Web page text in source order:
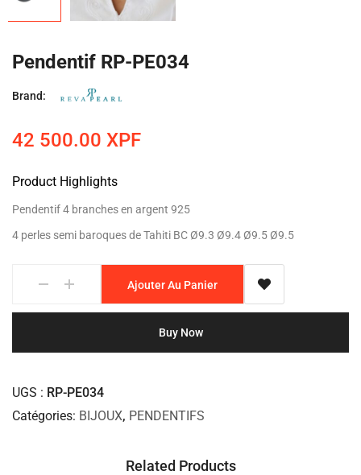
Pendentif RP-PE034
Brand:
42 500.00 XPF
Product Highlights
Pendentif 4 branches en argent 925
4 perles semi baroques de Tahiti BC Ø9.3 Ø9.4 Ø9.5 Ø9.5
Ajouter Au Panier
Buy Now
UGS
RP-PE034
Catégories BIJOUX, PENDENTIFS
Related Products